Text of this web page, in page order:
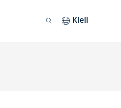
Kieli